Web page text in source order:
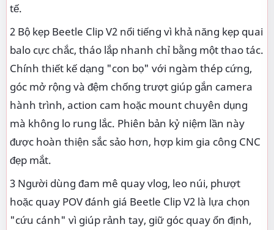
tế.
2 Bộ kẹp Beetle Clip V2 nổi tiếng vì khả năng kẹp quai
balo cực chắc, tháo lắp nhanh chỉ bằng một thao tác.
Chính thiết kế dạng "con bọ" với ngàm thép cứng,
góc mở rộng và đệm chống trượt giúp gắn camera
hành trình, action cam hoặc mount chuyên dụng
mà không lo rung lắc. Phiên bản kỷ niệm lần này
được hoàn thiện sắc sảo hơn, hợp kim gia công CNC
đẹp mắt.
3 Người dùng đam mê quay vlog, leo núi, phượt
hoặc quay POV đánh giá Beetle Clip V2 là lựa chọn
"cứu cánh" vì giúp rảnh tay, giữ góc quay ổn định,